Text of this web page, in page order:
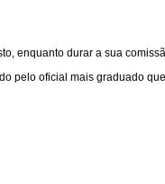
enquanto durar a sua
pelo oficial mais graduado